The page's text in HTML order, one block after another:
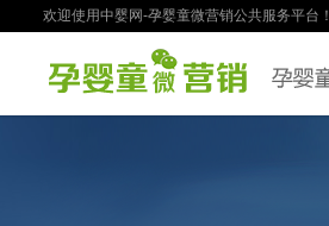
欢迎使用中婴网-孕婴童微营销公共服务平台！